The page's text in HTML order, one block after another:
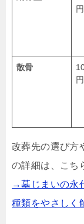
円
散骨
円
改葬先の選び方
の詳細は、こち
→墓じまいの永
種類をやさしく